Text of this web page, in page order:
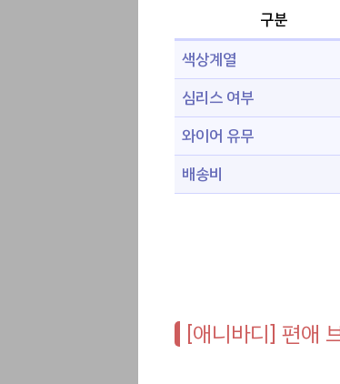
구분
색상계열
심리스 여부
와이어 유무
배송비
[애니바디] 편애